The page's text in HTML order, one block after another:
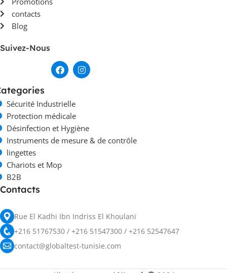
contacts
Blog
Suivez-Nous
Sécurité Industrielle
Protection médicale
Désinfection et Hygiène
Instruments de mesure & de contrôle
lingettes
Chariots et Mop
B2B
Contacts
Rue El Kadhi Ibn Indriss El Khoulani
+216 51767530 / +216 51547300 / +216 52547647
contact@globaltest-tunisie.com